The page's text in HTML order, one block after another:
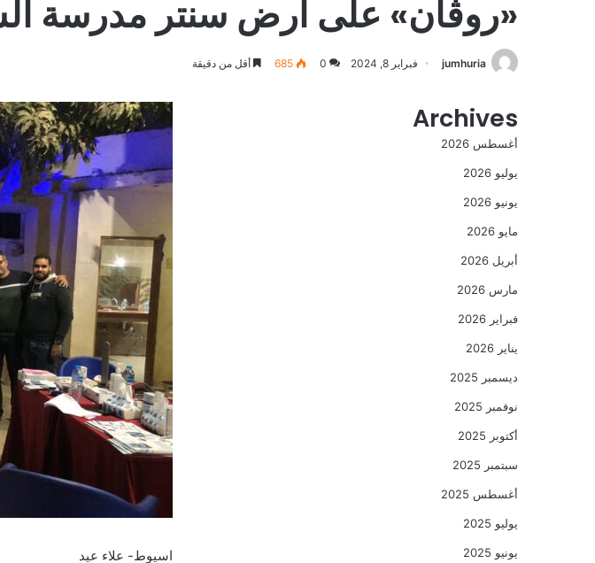
«روڤان» على ارض سنتر مدرسة
jumhuria فبراير 8, 2024 0
685 أقل من دقيقة
اسيوط- علاء عيد
Archives
أغسطس 2026
يوليو 2026
يونيو 2026
مايو 2026
أبريل 2026
مارس 2026
فبراير 2026
يناير 2026
ديسمبر 2025
نوفمبر 2025
أكتوبر 2025
سبتمبر 2025
أغسطس 2025
يوليو 2025
يونيو 2025